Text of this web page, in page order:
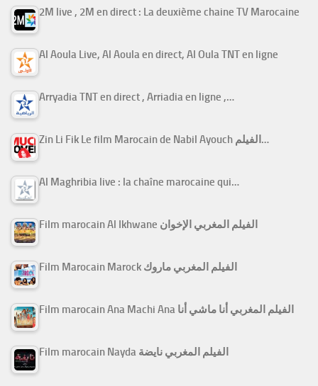
2M live , 2M en direct : La deuxième chaine TV Marocaine
Al Aoula Live, Al Aoula en direct, Al Oula TNT en ligne
Arryadia TNT en direct , Arriadia en ligne ,…
Zin Li Fik Le film Marocain de Nabil Ayouch الفيلم…
Al Maghribia live : la chaîne marocaine qui…
Film marocain Al Ikhwane الفيلم المغربي الإخوان
Film Marocain Marock الفيلم المغربي ماروك
Film marocain Ana Machi Ana الفيلم المغربي أنا ماشي أنا
Film marocain Nayda الفيلم المغربي نايضة